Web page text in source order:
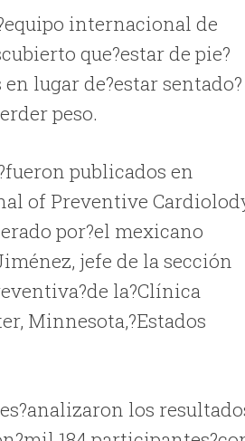
internacional de
que?estar de pie?
lugar de?estar sentado?
peso.
publicados en
of Preventive
por?el mexicano
jefe de la sección
la?Clínica
Minnesota,?Estados
los